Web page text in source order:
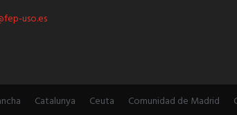
uso.es
Catalunya Ceuta Comunidad de Madrid